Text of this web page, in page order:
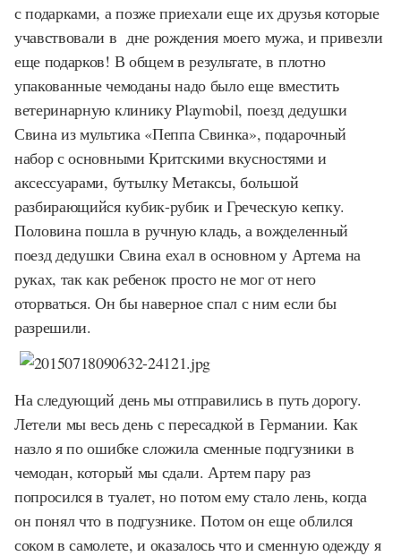
с подарками, а позже приехали еще их друзья которые
учавствовали в дне рождения моего мужа, и привезли
еще подарков! В общем в результате, в плотно
упакованные чемоданы надо было еще вместить
ветеринарную клинику Playmobil, поезд дедушки
Свина из мультика «Пеппа Свинка», подарочный
набор с основными Критскими вкусностями и
аксессуарами, бутылку Метаксы, большой
разбирающийся кубик-рубик и Греческую кепку.
Половина пошла в ручную кладь, а вожделенный
поезд дедушки Свина ехал в основном у Артема на
руках, так как ребенок просто не мог от него
оторваться. Он бы наверное спал с ним если бы
разрешили.
На следующий день мы отправились в путь дорогу.
Летели мы весь день с пересадкой в Германии. Как
назло я по ошибке сложила сменные подгузники в
чемодан, который мы сдали. Артем пару раз
попросился в туалет, но потом ему стало лень, когда
он понял что в подгузнике. Потом он еще облился
соком в самолете, и оказалось что и сменную одежду я